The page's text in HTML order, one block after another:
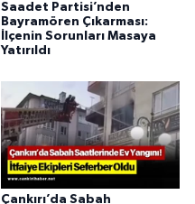
Saadet Partisi’nden
Bayramören Çıkarması:
İlçenin Sorunları Masaya
Yatırıldı
Çankırı’da Sabah